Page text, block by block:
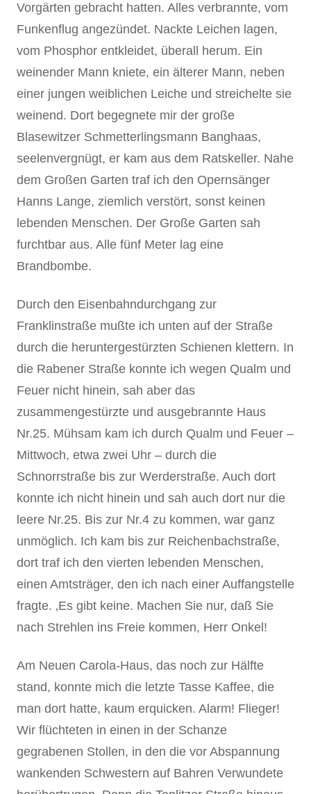
Vorgärten gebracht hatten. Alles verbrannte, vom
Funkenflug angezündet. Nackte Leichen lagen,
vom Phosphor entkleidet, überall herum. Ein
weinender Mann kniete, ein älterer Mann, neben
einer jungen weiblichen Leiche und streichelte sie
weinend. Dort begegnete mir der große
Blasewitzer Schmetterlingsmann Banghaas,
seelenvergnügt, er kam aus dem Ratskeller. Nahe
dem Großen Garten traf ich den Opernsänger
Hanns Lange, ziemlich verstört, sonst keinen
lebenden Menschen. Der Große Garten sah
furchtbar aus. Alle fünf Meter lag eine
Brandbombe.
Durch den Eisenbahndurchgang zur
Franklinstraße mußte ich unten auf der Straße
durch die heruntergestürzten Schienen klettern. In
die Rabener Straße konnte ich wegen Qualm und
Feuer nicht hinein, sah aber das
zusammengestürzte und ausgebrannte Haus
Nr.25. Mühsam kam ich durch Qualm und Feuer –
Mittwoch, etwa zwei Uhr – durch die
Schnorrstraße bis zur Werderstraße. Auch dort
konnte ich nicht hinein und sah auch dort nur die
leere Nr.25. Bis zur Nr.4 zu kommen, war ganz
unmöglich. Ich kam bis zur Reichenbachstraße,
dort traf ich den vierten lebenden Menschen,
einen Amtsträger, den ich nach einer Auffangstelle
fragte. ‚Es gibt keine. Machen Sie nur, daß Sie
nach Strehlen ins Freie kommen, Herr Onkel!
Am Neuen Carola-Haus, das noch zur Hälfte
stand, konnte mich die letzte Tasse Kaffee, die
man dort hatte, kaum erquicken. Alarm! Flieger!
Wir flüchteten in einen in der Schanze
gegrabenen Stollen, in den die vor Abspannung
wankenden Schwestern auf Bahren Verwundete